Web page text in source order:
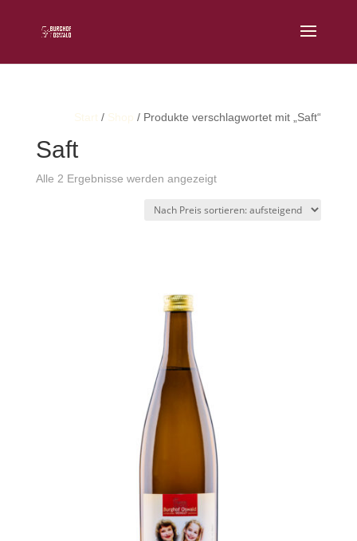
Start / Shop / Produkte verschlagwortet mit „Saft“
Saft
Alle 2 Ergebnisse werden angezeigtNach
sortiert: